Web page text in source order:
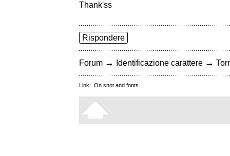
Thank'ss
Rispondere
Forum → Identificazione carattere →
Link: On snot and fonts